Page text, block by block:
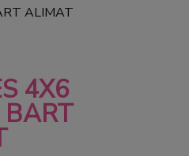
ALIMAT
4X6
BART